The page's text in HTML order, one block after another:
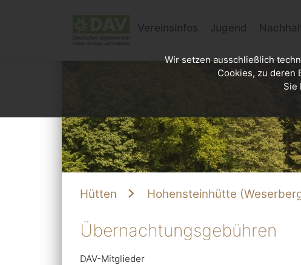
Vereinsinfos Jugend
Hütten Hohensteinhütte
Übernachtungsgebühren
DAV-Mitglieder
Wir setzen ausschließlich
Cookies, zu deren
Sie